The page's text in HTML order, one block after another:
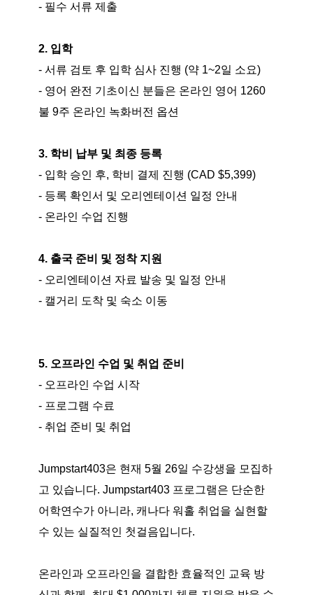
- 필수 서류 제출
2. 입학
- 서류 검토 후 입학 심사 진행 (약 1~2일 소요)
- 영어 완전 기초이신 분들은 온라인 영어 1260
불 9주 온라인 녹화버전 옵션
3. 학비 납부 및 최종 등록
- 입학 승인 후, 학비 결제 진행 (CAD $5,399)
- 등록 확인서 및 오리엔테이션 일정 안내
- 온라인 수업 진행
4. 출국 준비 및 정착 지원
- 오리엔테이션 자료 발송 및 일정 안내
- 캘거리 도착 및 숙소 이동
5. 오프라인 수업 및 취업 준비
- 오프라인 수업 시작
- 프로그램 수료
- 취업 준비 및 취업
Jumpstart403은 현재 5월 26일 수강생을 모집하
고 있습니다. Jumpstart403 프로그램은 단순한
어학연수가 아니라, 캐나다 워홀 취업을 실현할
수 있는 실질적인 첫걸음입니다.
온라인과 오프라인을 결합한 효율적인 교육 방